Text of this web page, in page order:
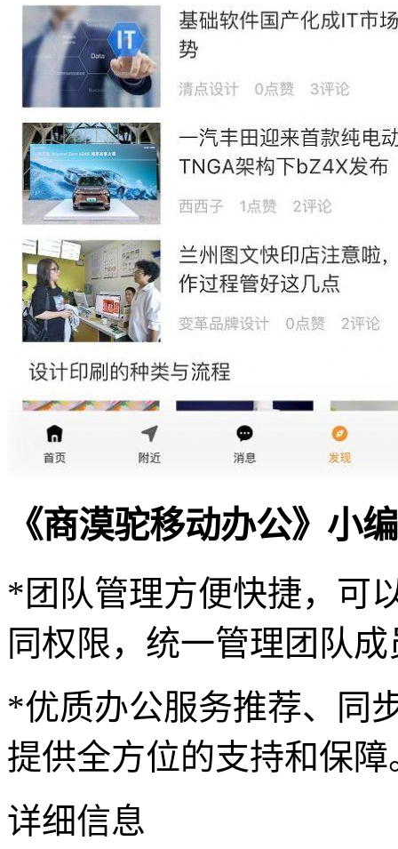
《商漠驼移动办公》小
*团队管理方便快捷，可
同权限，统一管理团队成
*优质办公服务推荐、同
提供全方位的支持和保障
详细信息